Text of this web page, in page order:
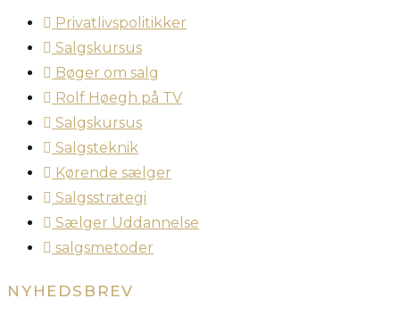
Privatlivspolitikker
Salgskursus
Bøger om salg
Rolf Høegh på TV
Salgskursus
Salgsteknik
Kørende sælger
Salgsstrategi
Sælger Uddannelse
salgsmetoder
NYHEDSBREV